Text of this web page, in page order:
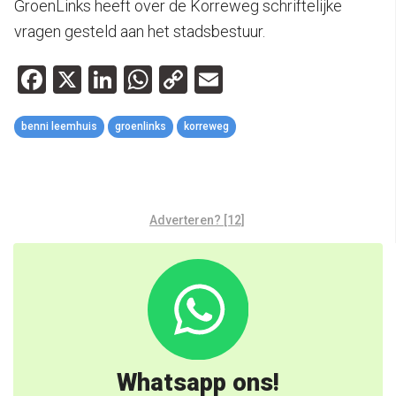
GroenLinks heeft over de Korreweg schriftelijke
vragen gesteld aan het stadsbestuur.
Facebook
X LinkedIn
WhatsApp
Copy
Link
benni leemhuis groenlinks korreweg
Adverteren? [12]
Whatsapp ons!